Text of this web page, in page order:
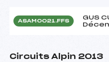
ASAM0021.FFS
GUS
Circuits Alpin 2013